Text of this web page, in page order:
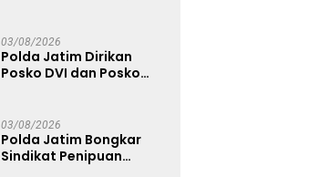
03/08/2026
Polda Jatim Dirikan
Posko DVI dan Posko
Sentosa II
03/08/2026
Polda Jatim Bongkar
Sindikat Penipuan